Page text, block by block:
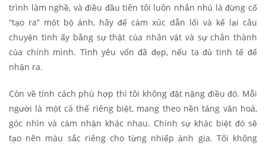
trình làm nghề, và điều đầu tiên tôi luôn nhắn nhủ là đừng cố
“tạo ra” một bộ ảnh, hãy để cảm xúc dẫn lối và kể lại câu
chuyện tình ấy bằng sự thật của nhân vật và sự chân thành
của chính mình. Tình yêu vốn đã đẹp, nếu ta đủ tinh tế để
nhận ra.
Còn về tính cách phù hợp thì tôi không đặt nặng điều đó. Mỗi
người là một cá thể riêng biệt, mang theo nền tảng văn hoá,
góc nhìn và cảm nhận khác nhau. Chính sự khác biệt đó sẽ
tạo nên màu sắc riêng cho từng nhiếp ảnh gia. Tôi không